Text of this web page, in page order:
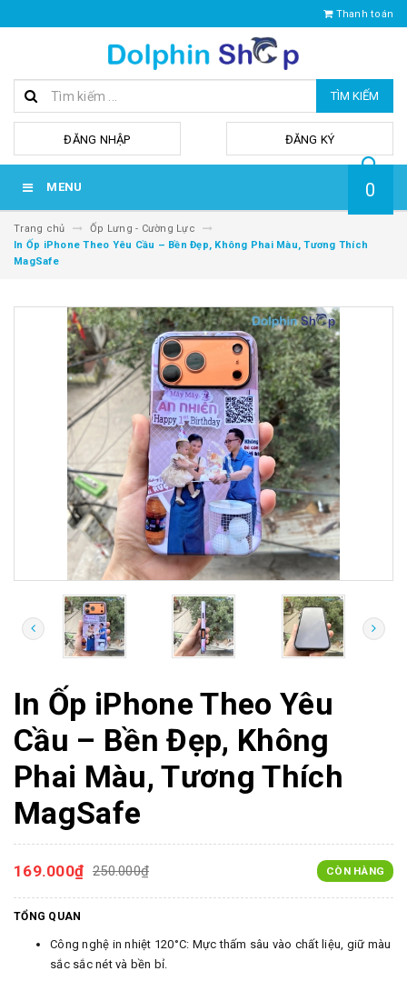
Thanh toán
TÌM KIẾM
ĐĂNG NHẬP ĐĂNG KÝ
MENU 0
Trang chủ
Ốp Lưng - Cường Lực
In Ốp iPhone Theo Yêu Cầu – Bền Đẹp, Không Phai Màu, Tương Thích
MagSafe
In Ốp iPhone Theo Yêu
Cầu – Bền Đẹp, Không
Phai Màu, Tương Thích
MagSafe
169.000₫ 250.000₫ CÒN HÀNG
TỔNG QUAN
Công nghệ in nhiệt 120°C: Mực thấm sâu vào chất liệu, giữ màu
sắc sắc nét và bền bỉ.